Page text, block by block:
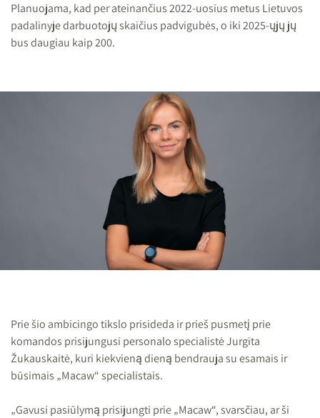
Planuojama, kad per ateinančius 2022-uosius metus Lietuvos
padalinyje darbuotojų skaičius padvigubės, o iki 2025-ųjų jų
bus daugiau kaip 200.
Prie šio ambicingo tikslo prisideda ir prieš pusmetį prie
komandos prisijungusi personalo specialistė Jurgita
Žukauskaitė, kuri kiekvieną dieną bendrauja su esamais ir
būsimais „Macaw“ specialistais.
„Gavusi pasiūlymą prisijungti prie „Macaw“, svarsčiau, ar ši